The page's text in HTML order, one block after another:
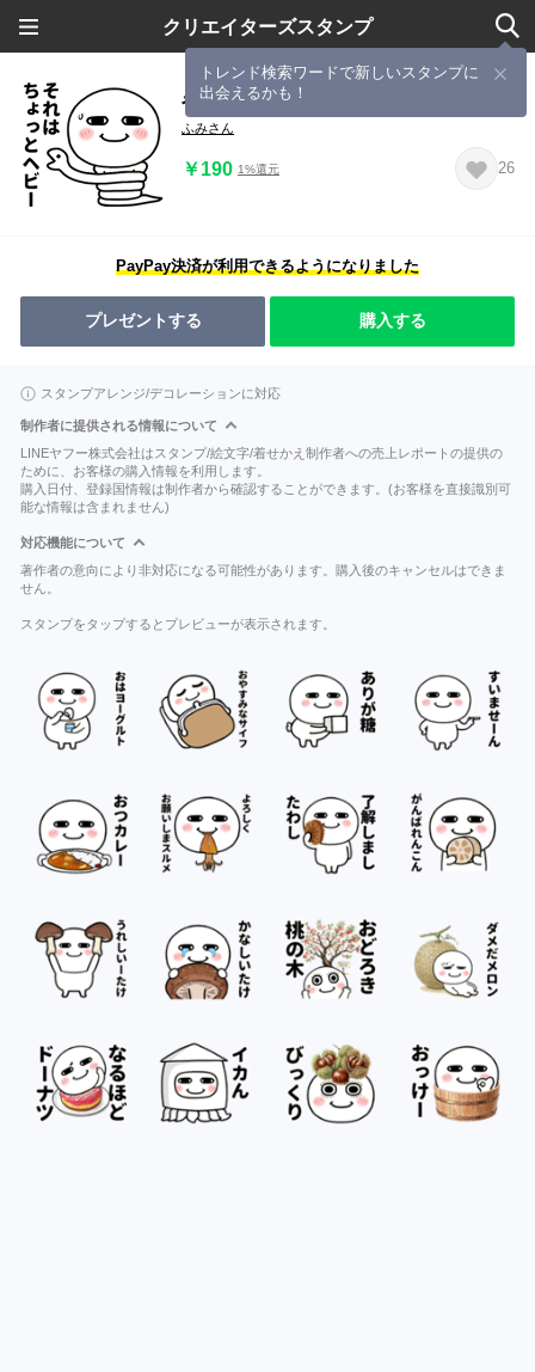
クリエイターズスタンプ
トレンド検索ワードで新しいスタンプに
出会えるかも！
やさしい目の丸い人のダジャレ集
ふみさん
￥190 1%還元 26
PayPay決済が利用できるようになりました
プレゼントする 購入する
スタンプアレンジ/デコレーションに対応
制作者に提供される情報について
LINEヤフー株式会社はスタンプ/絵文字/着せかえ制作者への売上レポートの提供の
ために、お客様の購入情報を利用します。
購入日付、登録国情報は制作者から確認することができます。(お客様を直接識別可
能な情報は含まれません)
対応機能について
著作者の意向により非対応になる可能性があります。購入後のキャンセルはできま
せん。
スタンプをタップするとプレビューが表示されます。